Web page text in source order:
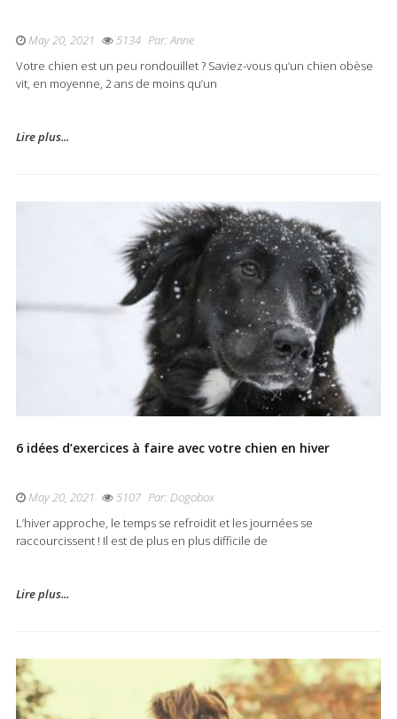
May 20, 2021 5134 Par:Anne
Votre chien est un peu rondouillet ? Saviez-vous qu’un chien obèse
vit, en moyenne, 2 ans de moins qu’un
Lire plus...
6 idées d’exercices à faire avec votre chien en hiver
May 20, 2021 5107 Par:Dogobox
L’hiver approche, le temps se refroidit et les journées se
raccourcissent ! Il est de plus en plus difficile de
Lire plus...